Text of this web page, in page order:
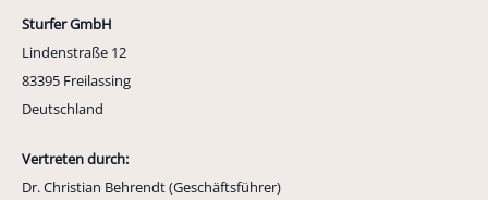
Sturfer GmbH
Lindenstraße 12
83395 Freilassing
Deutschland
Vertreten durch:
Dr. Christian Behrendt (Geschäftsführer)